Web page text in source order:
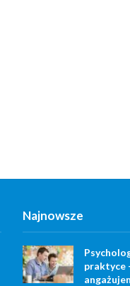
Najnowsze
praktyce